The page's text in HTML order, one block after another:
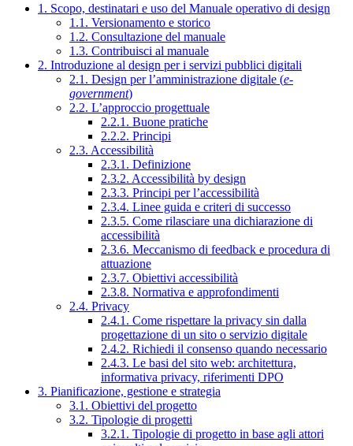
1. Scopo, destinatari e uso del Manuale operativo di design
1.1. Versionamento e storico
1.2. Consultazione del manuale
1.3. Contribuisci al manuale
2. Introduzione al design per i servizi pubblici digitali
2.1. Design per l’amministrazione digitale (e-
government)
2.2. L’approccio progettuale
2.2.1. Buone pratiche
2.2.2. Principi
2.3. Accessibilità
2.3.1. Definizione
2.3.2. Accessibilità by design
2.3.3. Principi per l’accessibilità
2.3.4. Linee guida e criteri di successo
2.3.5. Come rilasciare una dichiarazione di
accessibilità
2.3.6. Meccanismo di feedback e procedura di
attuazione
2.3.7. Obiettivi accessibilità
2.3.8. Normativa e approfondimenti
2.4. Privacy
2.4.1. Come rispettare la privacy sin dalla
progettazione di un sito o servizio digitale
2.4.2. Richiedi il consenso quando necessario
2.4.3. Le basi del sito web: architettura,
informativa privacy, riferimenti DPO
3. Pianificazione, gestione e strategia
3.1. Obiettivi del progetto
3.2. Tipologie di progetti
3.2.1. Tipologie di progetto in base agli attori